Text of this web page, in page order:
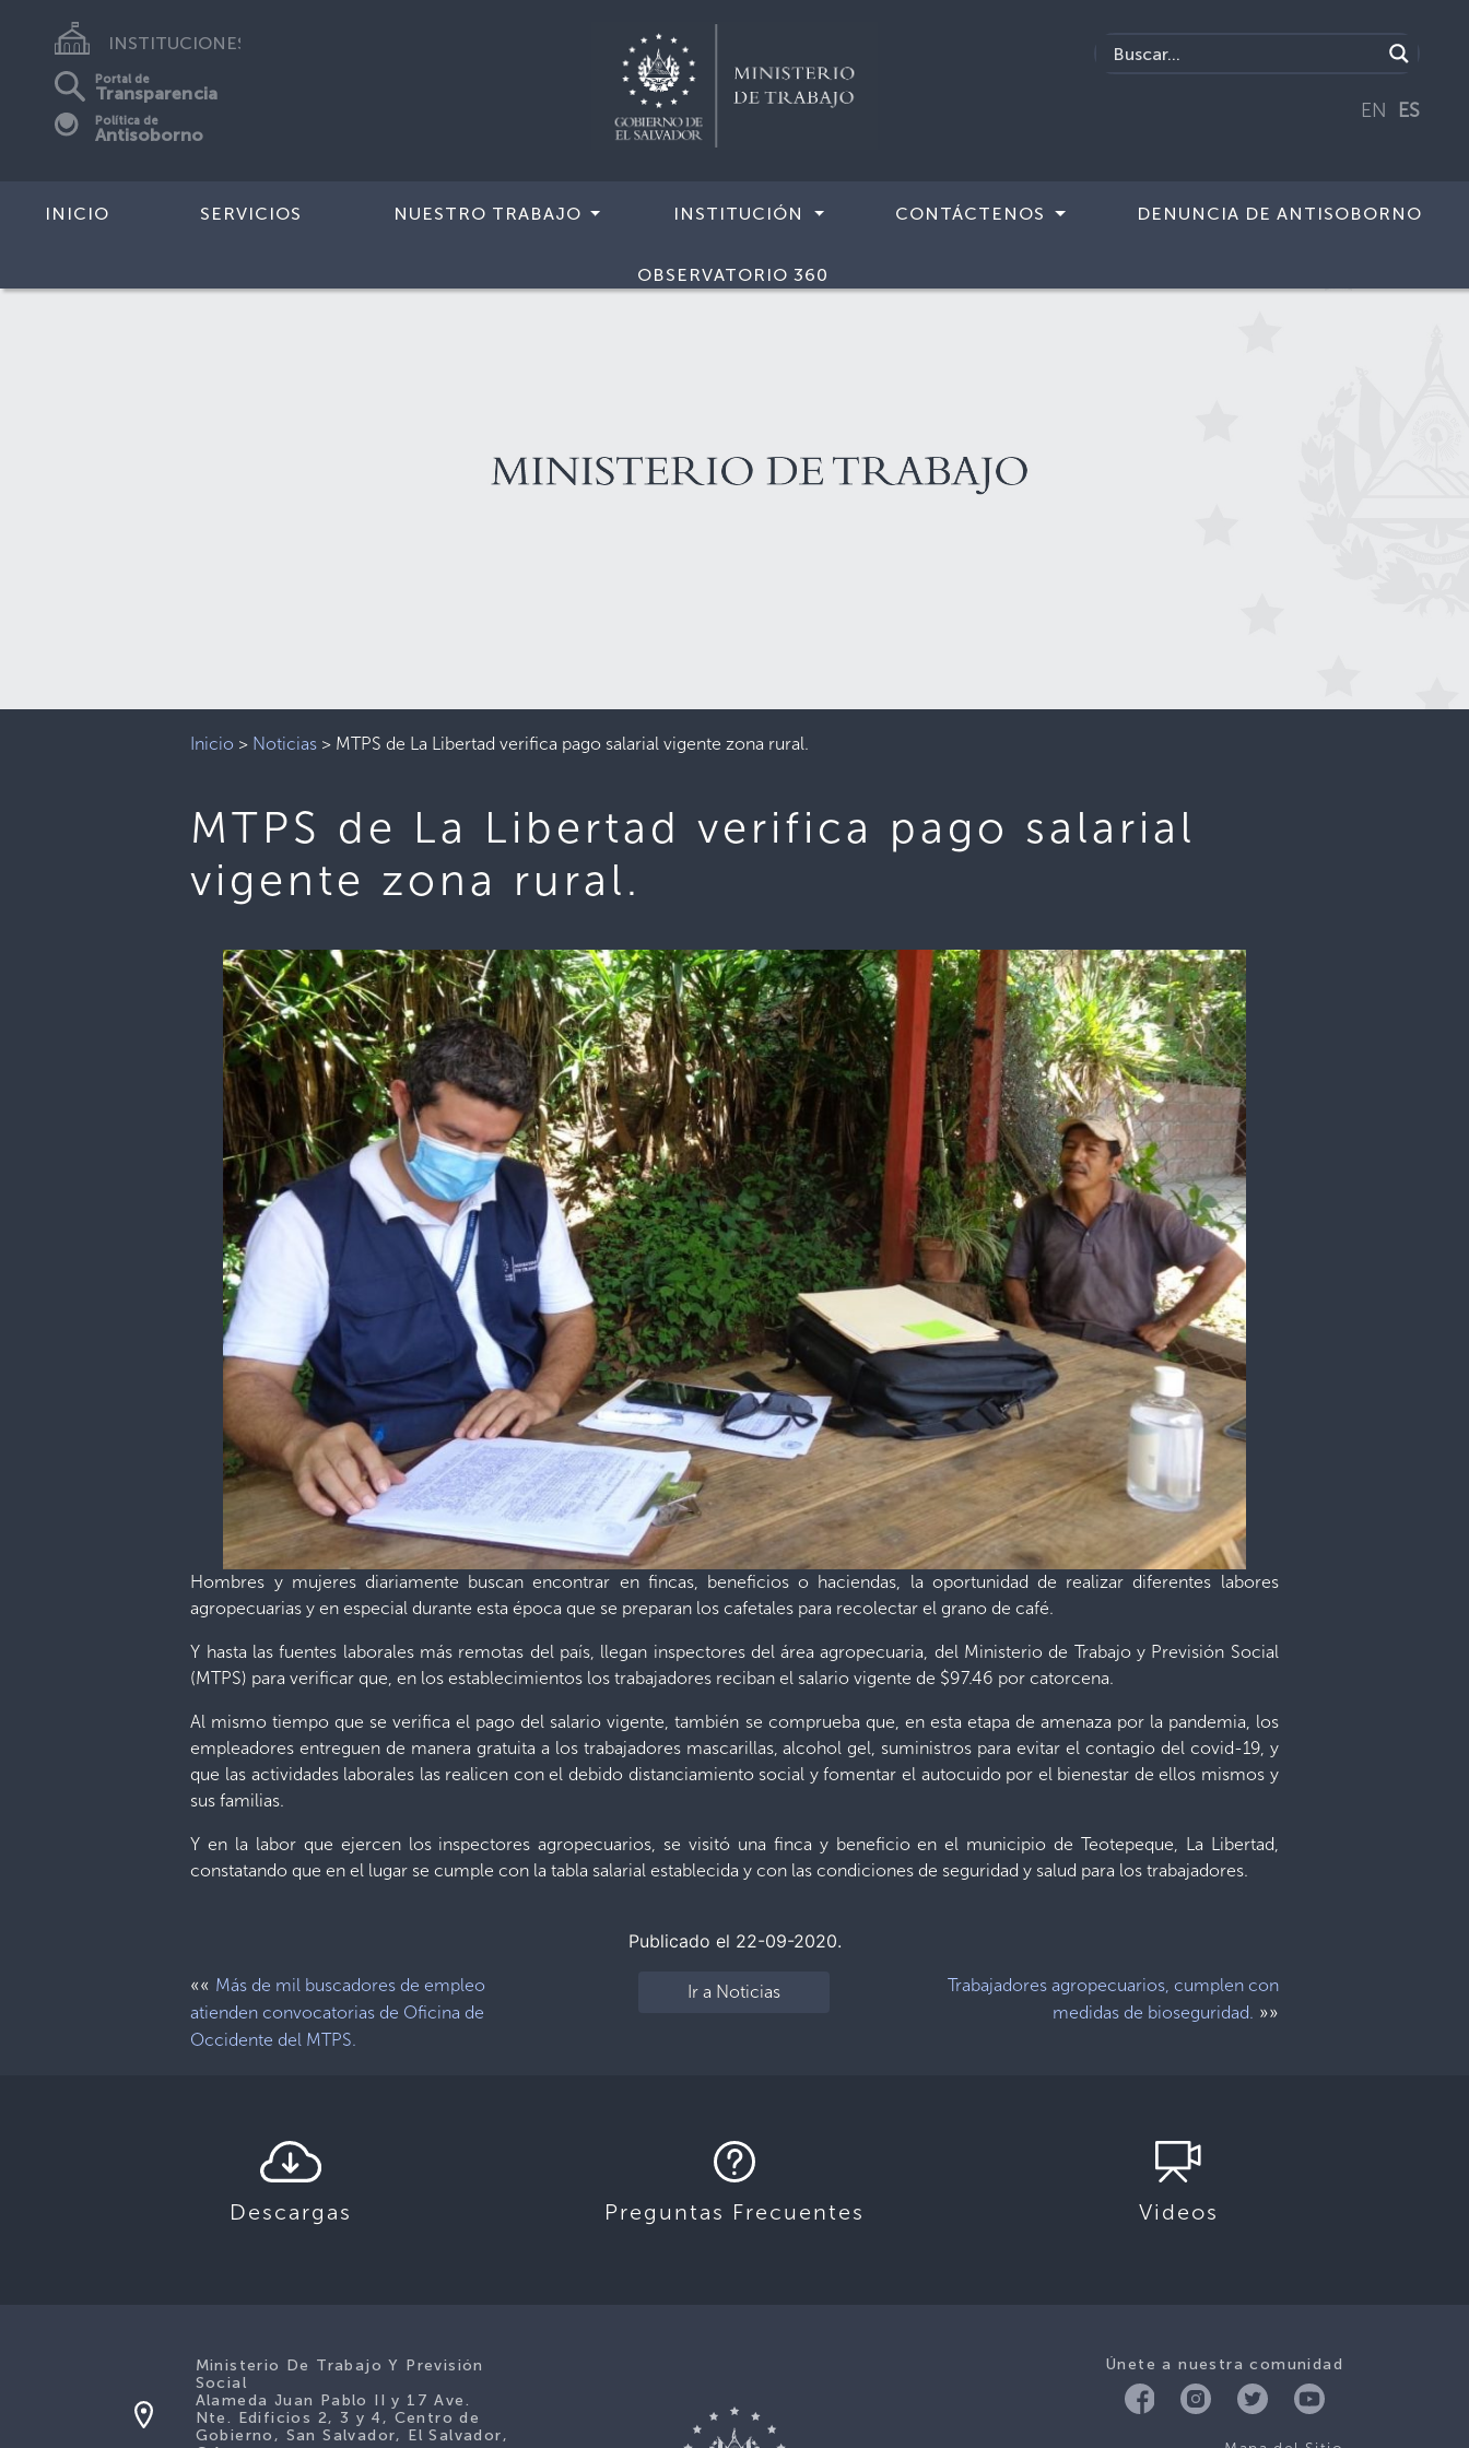
INSTITUCIONES
Portal de
Transparencia
Política de
Antisoborno
EN ES
INICIO SERVICIOS NUESTRO TRABAJO INSTITUCIÓN CONTÁCTENOS DENUNCIA DE ANTISOBORNO
OBSERVATORIO 360
Inicio > Noticias > MTPS de La Libertad verifica pago salarial vigente zona rural.
MTPS de La Libertad verifica pago salarial
vigente zona rural.
Hombres y mujeres diariamente buscan encontrar en fincas, beneficios o haciendas, la oportunidad de realizar diferentes labores
agropecuarias y en especial durante esta época que se preparan los cafetales para recolectar el grano de café.
Y hasta las fuentes laborales más remotas del país, llegan inspectores del área agropecuaria, del Ministerio de Trabajo y Previsión Social
(MTPS) para verificar que, en los establecimientos los trabajadores reciban el salario vigente de $97.46 por catorcena.
Al mismo tiempo que se verifica el pago del salario vigente, también se comprueba que, en esta etapa de amenaza por la pandemia, los
empleadores entreguen de manera gratuita a los trabajadores mascarillas, alcohol gel, suministros para evitar el contagio del covid-19, y
que las actividades laborales las realicen con el debido distanciamiento social y fomentar el autocuido por el bienestar de ellos mismos y
sus familias.
Y en la labor que ejercen los inspectores agropecuarios, se visitó una finca y beneficio en el municipio de Teotepeque, La Libertad,
constatando que en el lugar se cumple con la tabla salarial establecida y con las condiciones de seguridad y salud para los trabajadores.
Publicado el 22-09-2020.
«« Más de mil buscadores de empleo
atienden convocatorias de Oficina de
Occidente del MTPS.
Ir a Noticias
Trabajadores agropecuarios, cumplen con
medidas de bioseguridad. »»
Descargas Preguntas Frecuentes Videos
Únete a nuestra comunidad
Ministerio De Trabajo Y Previsión
Social
Alameda Juan Pablo II y 17 Ave.
Nte. Edificios 2, 3 y 4, Centro de
Gobierno, San Salvador, El Salvador,